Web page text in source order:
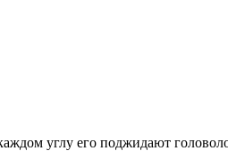
углу его поджидают